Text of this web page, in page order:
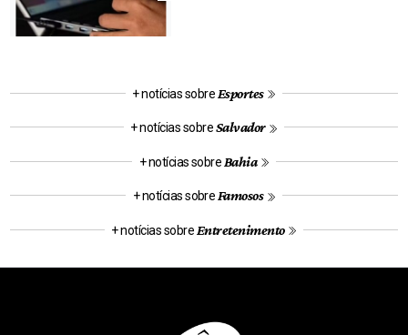
+ notícias sobre Esportes
+ notícias sobreSalvador
+ notícias sobre Bahia
+ notícias sobreFamosos
+ notícias sobre Entretenimento